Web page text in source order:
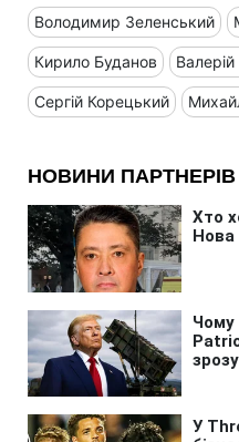
Володимир Зеленський
Кирило Буданов
Сергій Корецький